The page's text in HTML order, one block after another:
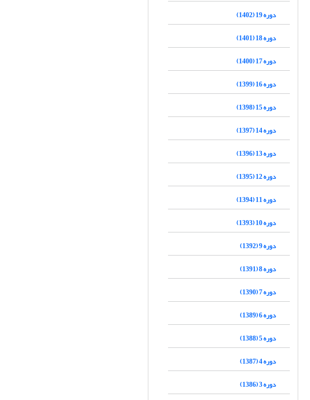
دوره 19 (1402)
دوره 18 (1401)
دوره 17 (1400)
دوره 16 (1399)
دوره 15 (1398)
دوره 14 (1397)
دوره 13 (1396)
دوره 12 (1395)
دوره 11 (1394)
دوره 10 (1393)
دوره 9 (1392)
دوره 8 (1391)
دوره 7 (1390)
دوره 6 (1389)
دوره 5 (1388)
دوره 4 (1387)
دوره 3 (1386)